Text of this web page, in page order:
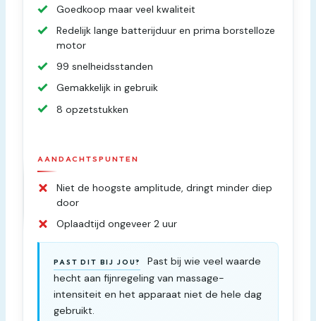
Goedkoop maar veel kwaliteit
Redelijk lange batterijduur en prima borstelloze
motor
99 snelheidsstanden
Gemakkelijk in gebruik
8 opzetstukken
AANDACHTSPUNTEN
Niet de hoogste amplitude, dringt minder diep
door
Oplaadtijd ongeveer 2 uur
PAST DIT BIJ JOU?
Past bij wie veel waarde
hecht aan fijnregeling van massage-
intensiteit en het apparaat niet de hele dag
gebruikt.